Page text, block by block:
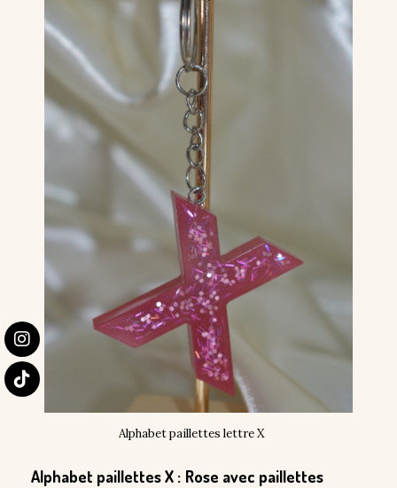
Alphabet paillettes lettre X
Alphabet paillettes X : Rose avec paillettes